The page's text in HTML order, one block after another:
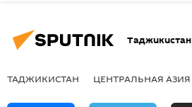
Таджикистан
ТАДЖИКИСТАН ЦЕНТРАЛЬНАЯ АЗИЯ